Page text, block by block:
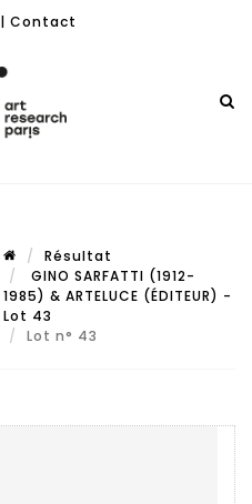
| Contact
Résultat
GINO SARFATTI (1912-
1985) & ARTELUCE (ÉDITEUR) -
Lot 43
Lot n° 43